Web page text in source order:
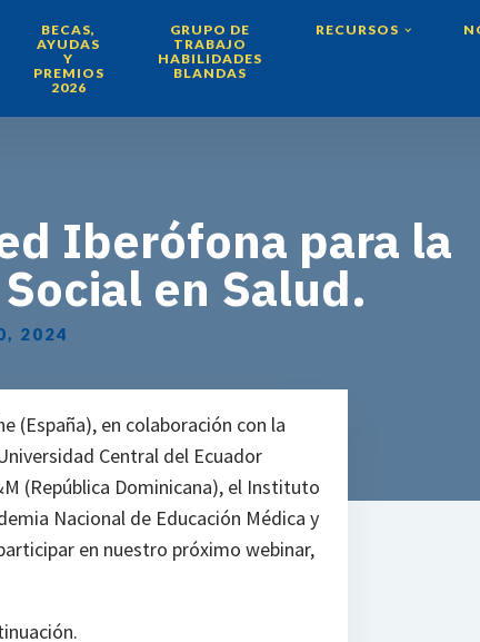
BECAS,
AYUDAS
Y
PREMIOS
2026
GRUPO DE
TRABAJO
HABILIDADES
BLANDAS
RECURSOS
Iberófona para la
en Salud.
2024
(España), en colaboración con la
Central del Ecuador
(República Dominicana), el Instituto
Nacional de Educación Médica y
en nuestro próximo webinar,